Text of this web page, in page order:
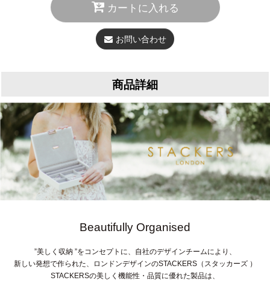
カートに入れる
お問い合わせ
商品詳細
Beautifully Organised
”美しく収納 ”をコンセプトに、自社のデザインチームにより、
新しい発想で作られた、ロンドンデザインのSTACKERS（スタッカーズ ）
STACKERSの美しく機能性・品質に優れた製品は、